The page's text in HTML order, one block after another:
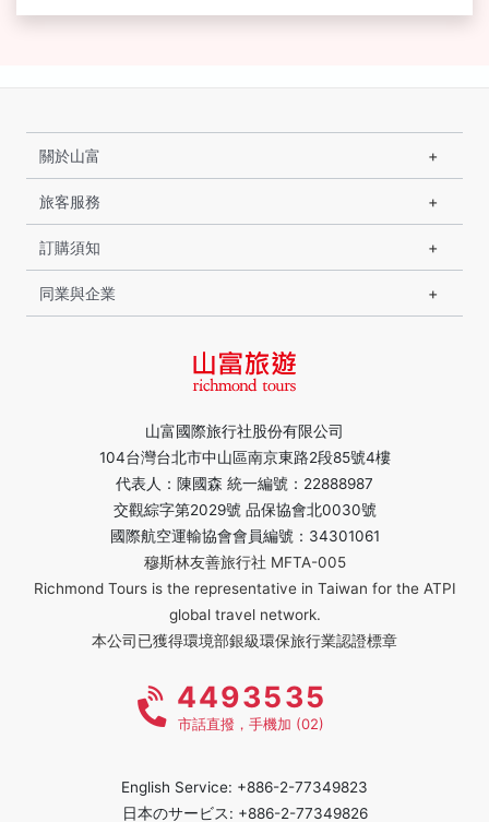
山富國際旅行社股份有限公司
104台灣台北市中山區南京東路2段85號4樓
代表人：陳國森 統一編號：22888987
交觀綜字第2029號 品保協會北0030號
國際航空運輸協會會員編號：34301061
穆斯林友善旅行社 MFTA-005
Richmond Tours is the representative in Taiwan for the ATPI
global travel network.
本公司已獲得環境部銀級環保旅行業認證標章
關於山富
旅客服務
訂購須知
同業與企業
4493535
市話直撥，手機加 (02)
English Service: +886-2-77349823
日本のサービス: +886-2-77349826